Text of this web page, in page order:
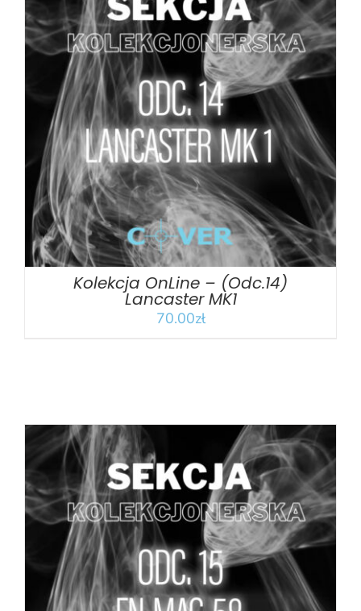
DODAJ DO KOSZYKA / SZCZEGÓŁY
Kolekcja OnLine – (Odc.14)
Lancaster MK1
70.00zł
DODAJ DO KOSZYKA / SZCZEGÓŁY